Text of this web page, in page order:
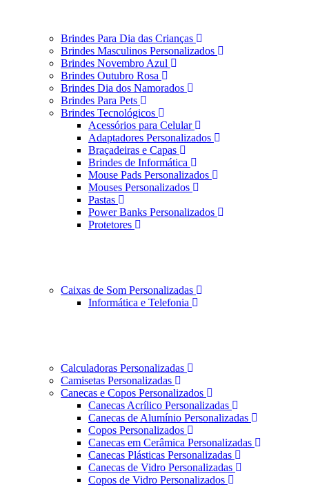
Brindes Para Dia das Crianças
Brindes Masculinos Personalizados
Brindes Novembro Azul
Brindes Outubro Rosa
Brindes Dia dos Namorados
Brindes Para Pets
Brindes Tecnológicos
Acessórios para Celular
Adaptadores Personalizados
Braçadeiras e Capas
Brindes de Informática
Mouse Pads Personalizados
Mouses Personalizados
Pastas
Power Banks Personalizados
Protetores
Caixas de Som Personalizadas
Informática e Telefonia
Calculadoras Personalizadas
Camisetas Personalizadas
Canecas e Copos Personalizados
Canecas Acrílico Personalizadas
Canecas de Alumínio Personalizadas
Copos Personalizados
Canecas em Cerâmica Personalizadas
Canecas Plásticas Personalizadas
Canecas de Vidro Personalizadas
Copos de Vidro Personalizados